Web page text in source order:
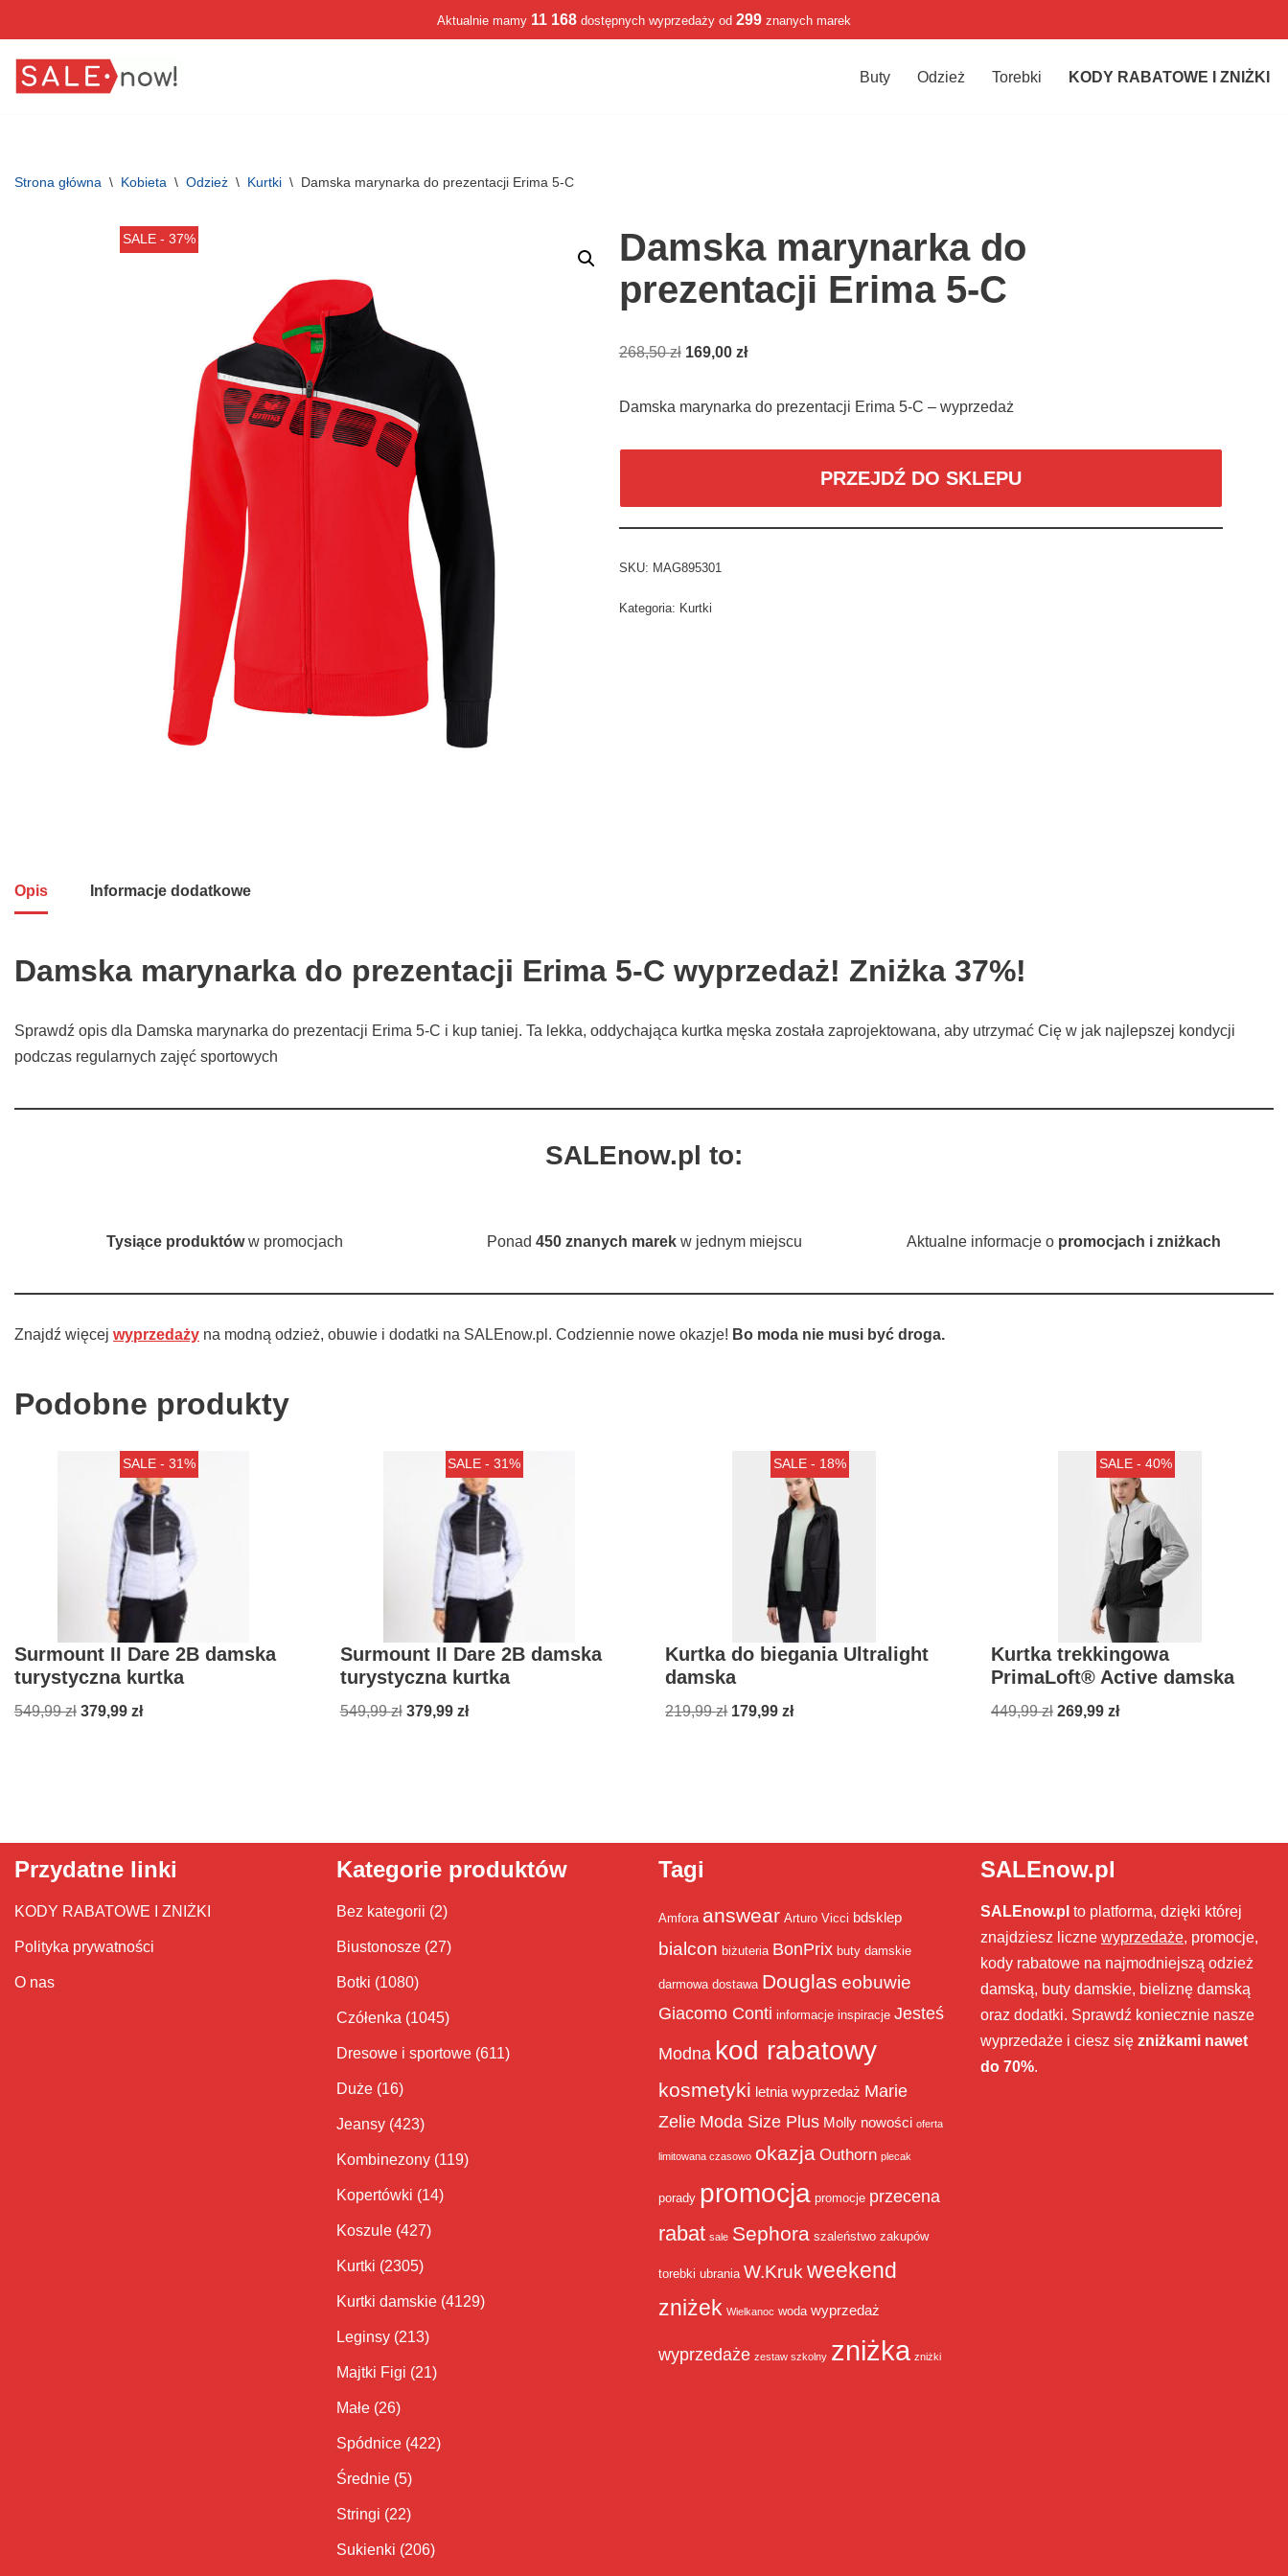
do
Aktualnie mamy 11 168 dostępnych wyprzedaży od 299 znanych marek
Buty Odzież Torebki KODY RABATOWE I ZNIŻKI
Strona główna \ Kobieta \ Odzież \ Kurtki \ Damska marynarka do prezentacji Erima 5-C
SALE - 37%
Damska marynarka do
prezentacji Erima 5-C
268,50zł 169,00 zł
Damska marynarka do prezentacji Erima 5-C – wyprzedaż
PRZEJDŹ DO SKLEPU
SKU: MAG895301
Kategoria: Kurtki
Opis Informacje dodatkowe
Damska marynarka do prezentacji Erima 5-C wyprzedaż! Zniżka 37%!
Sprawdź opis dla Damska marynarka do prezentacji Erima 5-C i kup taniej. Ta lekka, oddychająca kurtka męska została zaprojektowana, aby utrzymać Cię w jak najlepszej kondycji
podczas regularnych zajęć sportowych
SALEnow.pl to:
Tysiące produktóww promocjach Ponad 450 znanych marekw jednym miejscu Aktualne informacje o promocjach i zniżkach
Znajdź więcej wyprzedaży na modną odzież, obuwie i dodatki na SALEnow.pl. Codziennie nowe okazje! Bo moda nie musi być droga.
Podobne produkty
SALE - 31%
Surmount II Dare 2B damska
turystyczna kurtka
549,99zł 379,99 zł
SALE - 31%
Surmount II Dare 2B damska
turystyczna kurtka
549,99zł 379,99 zł
SALE - 18%
Kurtka do biegania Ultralight
damska
219,99zł 179,99zł
SALE - 40%
Kurtka trekkingowa
PrimaLoft® Active damska
449,99zł 269,99 zł
Przydatne linki
KODY RABATOWE I ZNIŻKI
Polityka prywatności
O nas
Kategorie produktów
Bez kategorii (2)
Biustonosze (27)
Botki (1080)
Czółenka (1045)
Dresowe i sportowe (611)
Duże (16)
Jeansy (423)
Kombinezony (119)
Kopertówki (14)
Koszule (427)
Kurtki (2305)
Kurtki damskie (4129)
Leginsy (213)
Majtki Figi (21)
Małe (26)
Spódnice (422)
Średnie (5)
Stringi (22)
Sukienki (206)
Tagi
Amfora answear Arturo Vicci bdsklep
bialcon biżuteria BonPrix buty damskie
darmowa dostawa Douglas eobuwie
Giacomo Conti informacje inspiracje Jesteś
Modna kod rabatowy
kosmetyki letnia wyprzedaż Marie
Zelie Moda Size Plus Molly nowości oferta
limitowana czasowo okazja Outhorn plecak
porady promocja promocje przecena
rabat sale Sephora szaleństwo zakupów
torebki ubrania W.Kruk weekend
zniżek Wielkanoc woda wyprzedaż
wyprzedaże zestaw szkolny zniżka zniżki
SALEnow.pl
SALEnow.pl to platforma, dzięki której
znajdziesz liczne wyprzedaże, promocje,
kody rabatowe na najmodniejszą odzież
damską, buty damskie, bieliznę damską
oraz dodatki. Sprawdź koniecznie nasze
wyprzedaże i ciesz się zniżkami nawet
do 70%.